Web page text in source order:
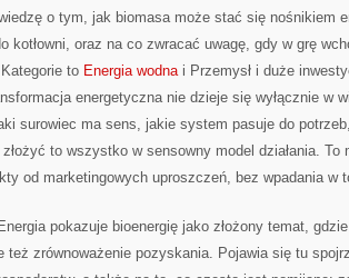
o tym, jak biomasa może stać się nośnikiem
kotłowni, oraz na co zwracać uwagę, gdy w grę
to Energia wodnai Przemysł i duże
energetyczna nie dzieje się wyłącznie w
surowiec ma sens, jakie system pasuje do
to wszystko w sensowny model działania. To
od marketingowych uproszczeń, bez wpadania w
pokazuje bioenergię jako złożony temat,
też zrównoważenie pozyskania. Pojawia się tu